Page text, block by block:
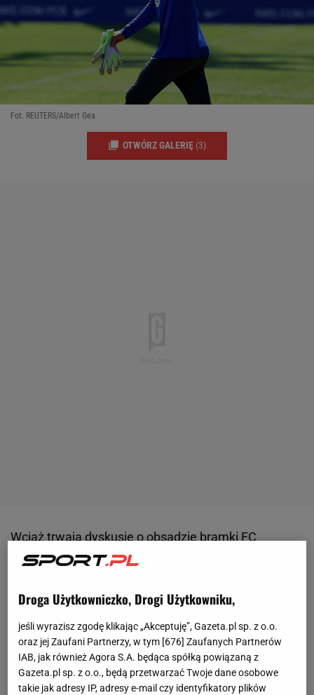
Fot. REUTERS/Albert Gea
OTWÓRZ GALERIĘ (3)
Wciąż trwają dyskusje o obsadzie bramki FC
Barcelonyna sezon 2025/26. Odejść ma Inaki Pena,
przyszłość Marca-Andre ter Stegena pozostaje
Szczęsny podpisze nową umowę, to klub może
skusić się na sprzedaż ter Stegena i kupno Joana
Garcii z Espanyolu.
Droga Użytkowniczko, Drogi Użytkowniku,
jeśli wyrazisz zgodę klikając „Akceptuję”, Gazeta.pl sp. z o.o.
oraz jej Zaufani Partnerzy, w tym [676] Zaufanych Partnerów
IAB, jak również Agora S.A. będąca spółką powiązaną z
Gazeta.pl sp. z o.o., będą przetwarzać Twoje dane osobowe
takie jak adresy IP, adresy e-mail czy identyfikatory plików